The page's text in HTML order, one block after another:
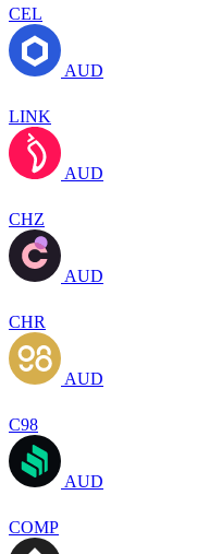
CEL
AUD
LINK
AUD
CHZ
AUD
CHR
AUD
C98
AUD
COMP